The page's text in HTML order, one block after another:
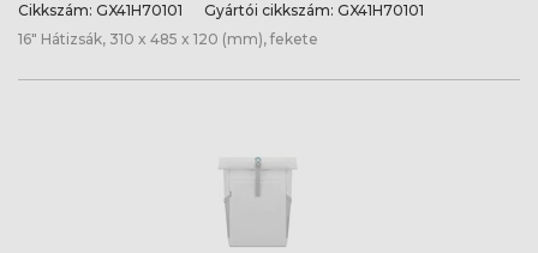
Cikkszám: GX41H70101 Gyártói cikkszám: GX41H70101
16" Hátizsák, 310 x 485 x 120 (mm), fekete